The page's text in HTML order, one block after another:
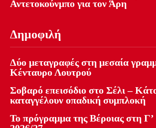
Αντετοκούνμπο για τον Άρη
Δημοφιλή
Δύο μεταγραφές στη μεσαία
Κένταυρο Λουτρού
Σοβαρό επεισόδιο στο Σέλι –
καταγγέλουν οπαδική συμπλοκή
Το πρόγραμμα της Βέροιας στη Γ’